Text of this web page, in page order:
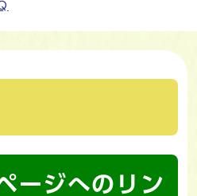
ージへのリン